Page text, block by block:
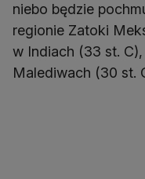
niebo będzie
regionie Zatoki
w Indiach (33 st.
Malediwach (30 st.